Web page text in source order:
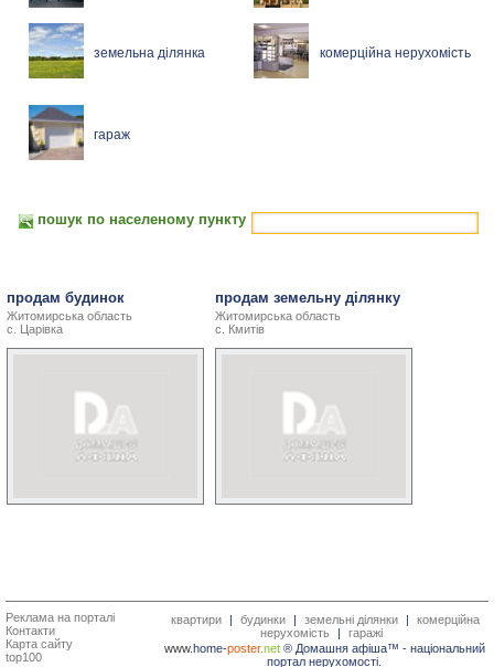
земельна ділянка комерційна нерухомість
гараж
пошук по населеному пункту
продам будинок
Житомирська область
с. Царівка
продам земельну ділянку
Житомирська область
с. Кмитів
Реклама на порталі
Контакти
Карта сайту
top100
квартири | будинки | земельні ділянки |
комерційна
нерухомість
|
гаражі
www.home-poster.net® Домашня афіша™ - національний
портал нерухомості.